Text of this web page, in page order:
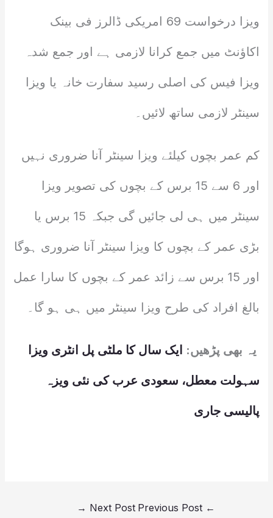
ویزا درخواست 69 امریکی ڈالرز فی بینک
اکاؤنٹ میں جمع کرانا لازمی ہے اور جمع شدہ
ویزا فیس کی اصلی رسید سفارت خانہ یا ویزا
سینٹر لازمی ساتھ لائیں۔
کم عمر بچوں کیلئے ویزا سینٹر آنا ضروری نہیں
اور 6 سے 15 برس کے بچوں کی تصویر ویزا
سینٹر میں ہی لی جائیں گی جبکہ 15 برس یا
بڑی عمر کے بچوں کا ویزا سینٹر آنا ضروری ہوگا
اور 15 برس سے زائد عمر کے بچوں کا سارا عمل
بالغ افراد کی طرح ویزا سینٹر میں ہی ہو گا۔
یہ بھی پڑھیں: ایک سال کا ملٹی پل انٹری ویزا
سہولت معطل، سعودی عرب کی نئی ویزہ
پالیسی جاری
←
Next Post
→